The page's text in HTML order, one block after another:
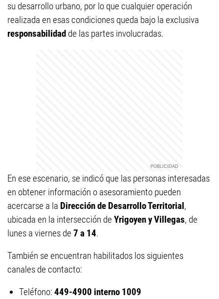
su desarrollo urbano, por lo que cualquier operación
realizada en esas condiciones queda bajo la exclusiva
responsabilidad de las partes involucradas.
En ese escenario, se indicó que las personas interesadas
en obtener información o asesoramiento pueden
acercarse a la Dirección de Desarrollo Territorial,
ubicada en la intersección de Yrigoyen y Villegas, de
lunes a viernes de 7 a 14.
También se encuentran habilitados los siguientes
canales de contacto:
Teléfono: 449-4900 interno 1009